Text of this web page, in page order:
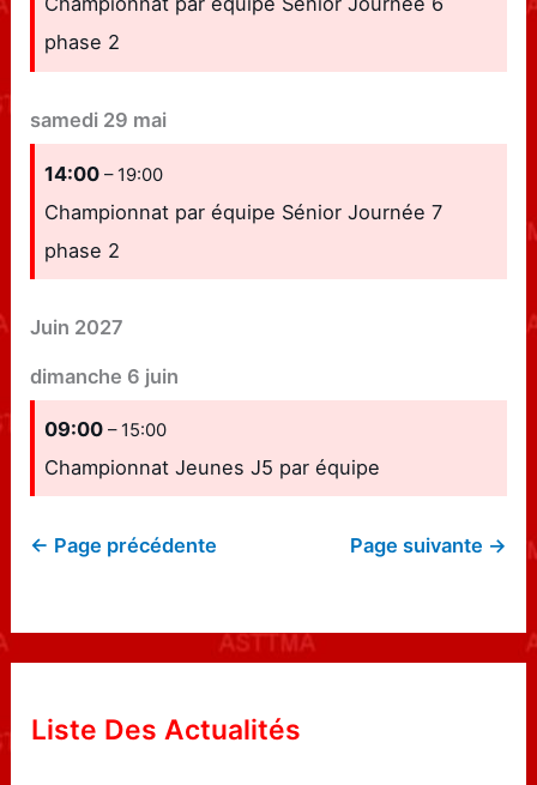
phase 2
samedi 29 mai
14:00– 19:00
Championnat par équipe Sénior Journée 7
phase 2
Juin 2027
dimanche 6 juin
09:00– 15:00
Championnat Jeunes J5 par équipe
← Page précédente Page suivante →
Liste Des Actualités